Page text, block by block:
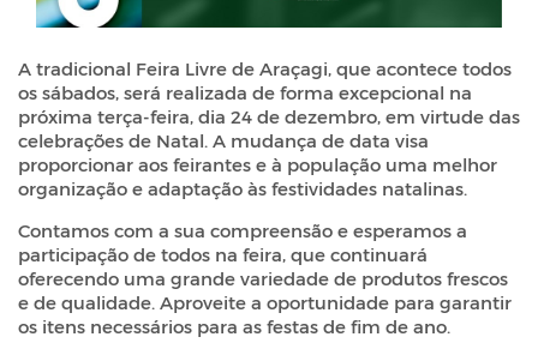
A tradicional Feira Livre de Araçagi, que acontece todos
os sábados, será realizada de forma excepcional na
próxima terça-feira, dia 24 de dezembro, em virtude das
celebrações de Natal. A mudança de data visa
proporcionar aos feirantes e à população uma melhor
organização e adaptação às festividades natalinas.
Contamos com a sua compreensão e esperamos a
participação de todos na feira, que continuará
oferecendo uma grande variedade de produtos frescos
e de qualidade. Aproveite a oportunidade para garantir
os itens necessários para as festas de fim de ano.